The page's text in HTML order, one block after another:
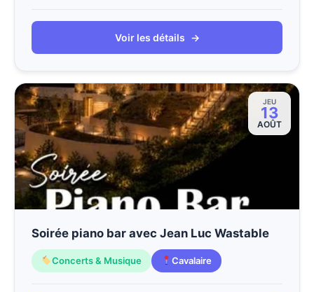
Voir les détails →
JEU
13
AOÛT
Soirée piano bar avec Jean Luc Wastable
Concerts & Musique Cavalaire